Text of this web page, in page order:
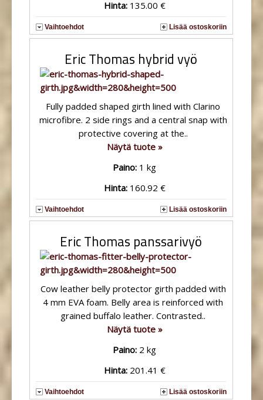
Hinta: 135.00 €
Vaihtoehdot Lisää ostoskoriin
Eric Thomas hybrid vyö
Fully padded shaped girth lined with Clarino
microfibre. 2 side rings and a central snap with
protective covering at the..
Näytä tuote »
Paino: 1 kg
Hinta: 160.92 €
Vaihtoehdot Lisää ostoskoriin
Eric Thomas panssarivyö
Cow leather belly protector girth padded with
4 mm EVA foam. Belly area is reinforced with
grained buffalo leather. Contrasted..
Näytä tuote »
Paino: 2 kg
Hinta: 201.41 €
Vaihtoehdot Lisää ostoskoriin